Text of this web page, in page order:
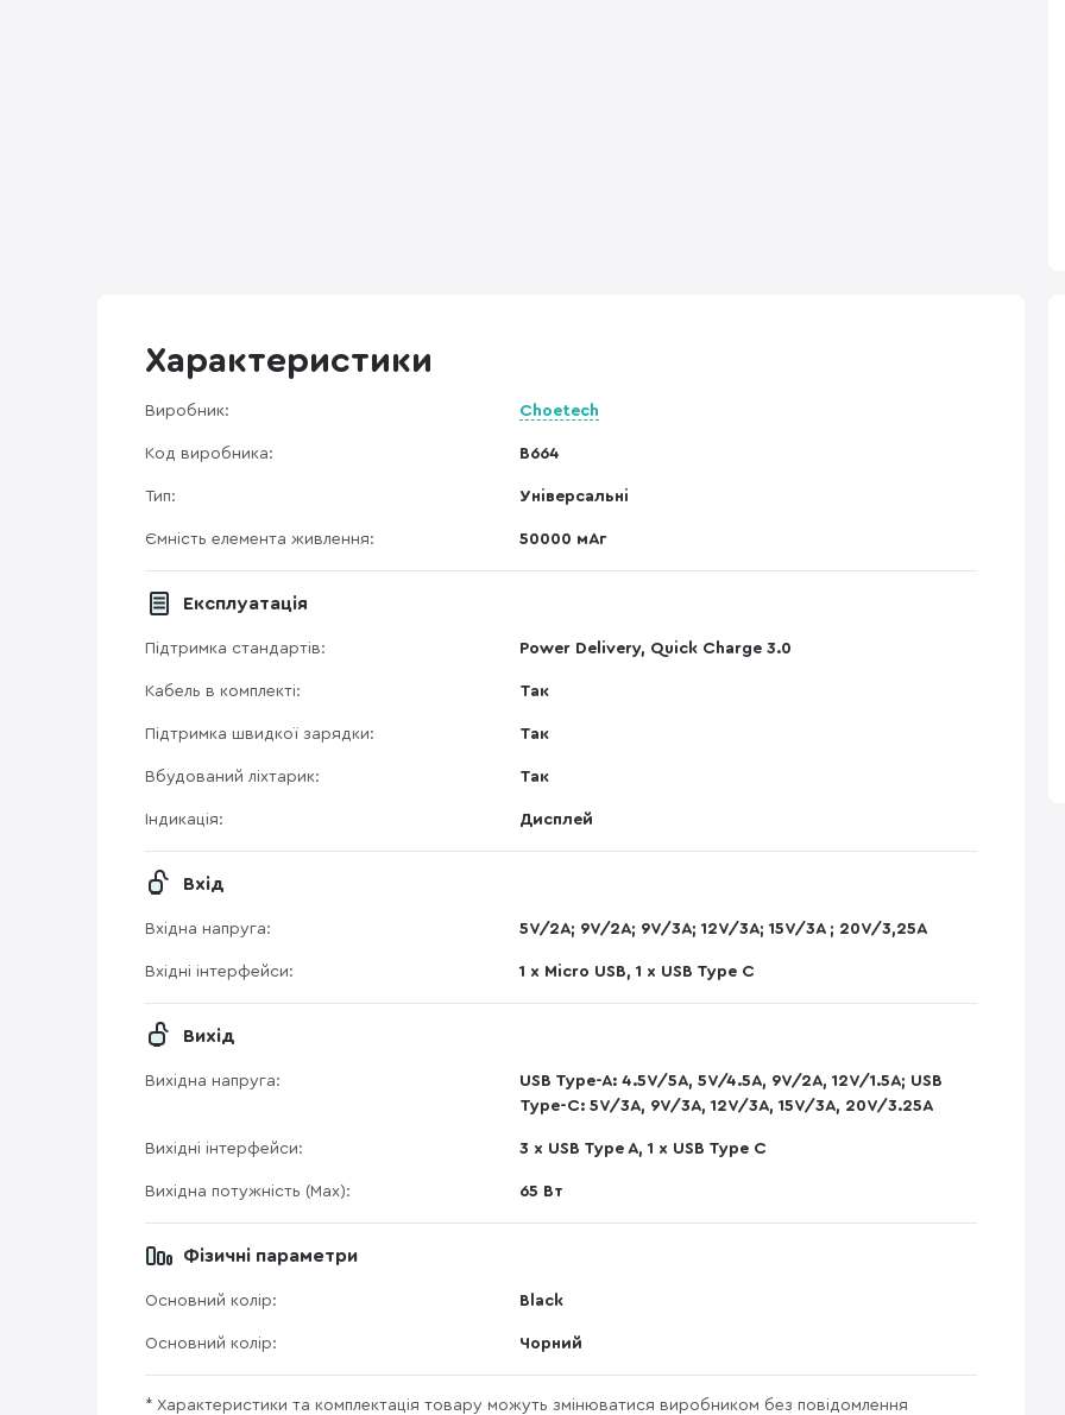
Характеристики
Виробник: Choetech
Код виробника: B664
Тип: Універсальні
Ємність елемента живлення: 50000 мАг
Експлуатація
Підтримка стандартів: Power Delivery, Quick Charge 3.0
Кабель в комплекті: Так
Підтримка швидкої зарядки: Так
Вбудований ліхтарик: Так
Індикація: Дисплей
Вхід
Вхідна напруга: 5V/2A; 9V/2A; 9V/3A; 12V/3A; 15V/3A ; 20V/3,25A
Вхідні інтерфейси: 1 x Micro USB, 1 x USB Type C
Вихід
Вихідна напруга:
USB Type-A: 4.5V/5A, 5V/4.5A, 9V/2A, 12V/1.5A; USB
Type-С: 5V/3A, 9V/3A, 12V/3A, 15V/3A, 20V/3.25A
Вихідні інтерфейси: 3 x USB Type A, 1 x USB Type C
Вихідна потужність (Max): 65 Вт
Фізичні параметри
Основний колір: Black
Основний колір: Чорний
* Характеристики та комплектація товару можуть змінюватися виробником без повідомлення